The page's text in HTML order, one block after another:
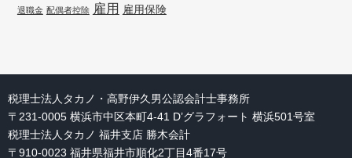
退職金 配偶者控除 雇用 雇用保険
税理士法人タカノ・高野伊久男公認会計士事務所
〒231-0005 横浜市中区本町4-41 D’グラフォート 横浜501号室
税理士法人タカノ 福井支店 勝木会計
〒910-0023 福井県福井市順化2丁目4番17号